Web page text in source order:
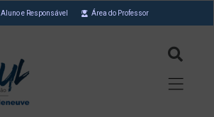
e Responsável Área do Professor